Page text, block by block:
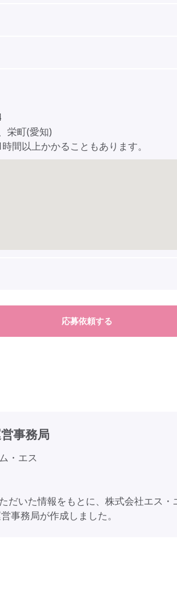
栄町(愛知)
間以上かかることもあります。
応募依頼する
事務局
・エス
だいた情報をもとに、株式会社エス・
事務局が作成しました。